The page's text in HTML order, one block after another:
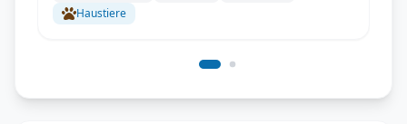
Haustiere